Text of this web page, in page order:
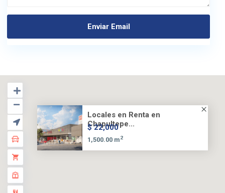
Locales en Renta en
Chapultepe...
$ 22,000
1,500.00 m2